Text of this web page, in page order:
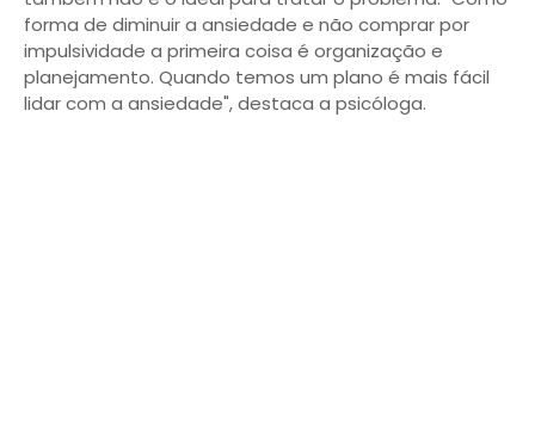
forma de diminuir a ansiedade e não comprar por
impulsividade a primeira coisa é organização e
planejamento. Quando temos um plano é mais fácil
lidar com a ansiedade", destaca a psicóloga.